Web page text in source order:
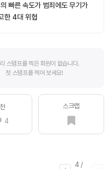
빠른 속도가 범죄에도 무기가
한 4대 위협
스탬프를 찍은 회원이 없습니다.
첫 스탬프를 찍어 보세요!
4
스크랩
4 /